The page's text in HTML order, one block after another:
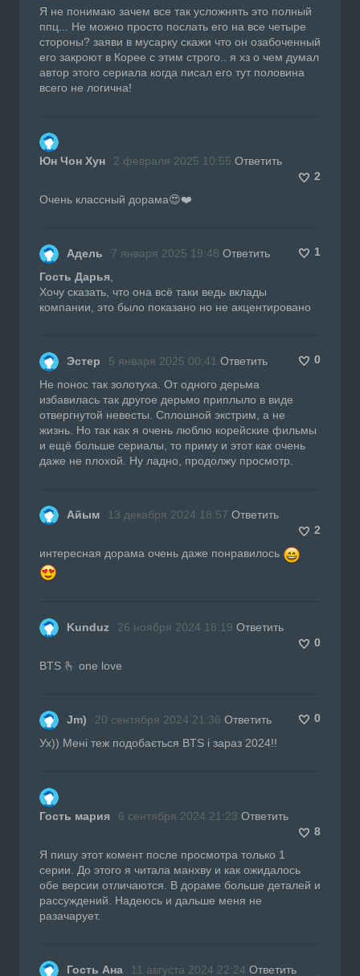
Я не понимаю зачем все так усложнять это полный
ппц... Не можно просто послать его на все четыре
стороны? заяви в мусарку скажи что он озабоченный
его закроют в Корее с этим строго.. я хз о чем думал
автор этого сериала когда писал его тут половина
всего не логична!
Юн Чон Хун 2 февраля 2025 10:55 Ответить
2
Очень классный дорама😍❤️
Адель 7 января 2025 19:48 Ответить
1
Гость Дарья
Хочу сказать, что она всё таки ведь вклады
компании, это было показано но не акцентировано
Эстер 5 января 2025 00:41 Ответить
0
Не понос так золотуха. От одного дерьма
избавилась так другое дерьмо приплыло в виде
отвергнутой невесты. Сплошной экстрим, а не
жизнь. Но так как я очень люблю корейские фильмы
и ещё больше сериалы, то приму и этот как очень
даже не плохой. Ну ладно, продолжу просмотр.
Айым 13 декабря 2024 18:57 Ответить
2
интересная дорама очень даже понравилось
Kunduz 26 ноября 2024 18:19 Ответить
0
BTS 🫰 one love
Jm) 20 сентября 2024 21:36 Ответить
0
Ух)) Мені теж подобається BTS і зараз 2024!!
Гость мария 6 сентября 2024 21:23 Ответить
8
Я пишу этот комент после просмотра только 1
серии. До этого я читала манхву и как ожидалось
обе версии отличаются. В дораме больше деталей и
рассуждений. Надеюсь и дальше меня не
разачарует.
Гость Ана 11 августа 2024 22:24 Ответить